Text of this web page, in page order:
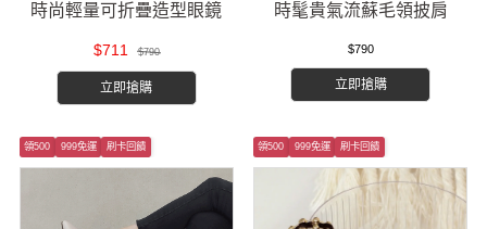
時尚輕量可折疊造型眼鏡
$711 $790
立即搶購
時髦貴氣流蘇毛領披肩
$790
立即搶購
領500 999免運 刷卡回饋 領500 999免運 刷卡回饋